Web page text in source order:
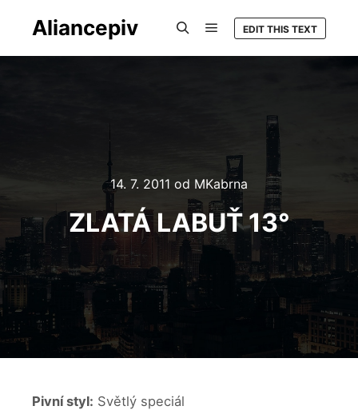
Aliancepiv EDIT THIS TEXT
14. 7. 2011 od MKabrna
ZLATÁ LABUŤ 13°
Pivní styl: Světlý speciál